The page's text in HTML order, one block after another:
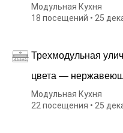
Модульная Кухня
18 посещений • 25
Трехмодульная
цвета —
покрытием
Модульная Кухня
22 посещения • 25